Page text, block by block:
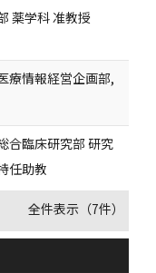
薬学科 准教授
療情報経営企画部,
合臨床研究部 研究
任助教
全件表示（7件）